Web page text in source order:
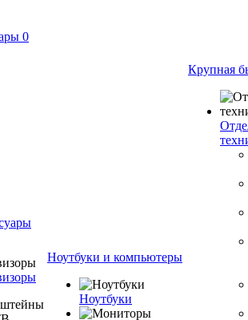
0
Ноутбуки и компьютеры
Ноутбуки
Крупная